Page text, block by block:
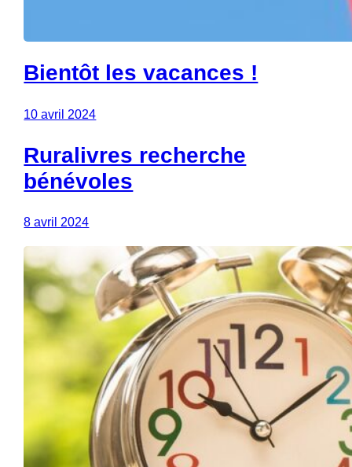
Bientôt les vacances !
10 avril 2024
Ruralivres recherche
bénévoles
8 avril 2024